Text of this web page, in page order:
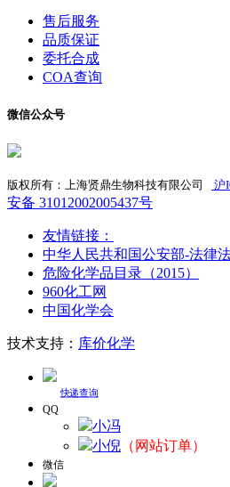
售后服务
品质保证
委托合成
COA查询
微信公众号
版权所有：上海贤鼎生物科技有限公司 沪
安备 31012002005437号
友情链接：
中华人民共和国公安部-法律
危险化学品目录（2015）
960化工网
中国化学会
技术支持： 库价化学
快递查询
QQ
小冯
小倪 （网站订单）
微信